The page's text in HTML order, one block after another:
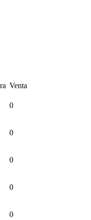
Venta
0
0
0
0
0